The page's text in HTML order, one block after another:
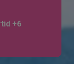
+6